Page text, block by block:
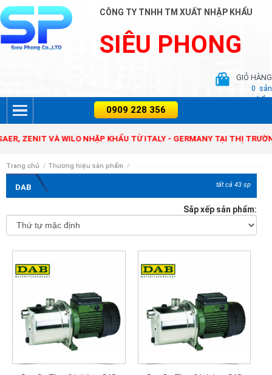
CÔNG TY TNHH TM XUẤT NHẬP KHẨU
SIÊU PHONG
GIỎ HÀNG
0 sản
phẩm
VÀ WILO NHẬP KHẨU TỪ ITALY - GERMANY TẠI THỊ TRƯỜNG
Trang chủ / Thương hiệu sản phẩm /
DAB tất cả 43 sp
Sắp xếp sản phẩm: